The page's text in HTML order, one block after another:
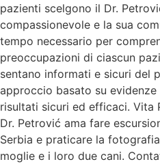
pazienti scelgono il Dr.
compassionevole e la sua
tempo necessario per
preoccupazioni di ciascun
sentano informati e sicuri del
approccio basato su
risultati sicuri ed efficaci. Vita
Dr. Petrović ama fare
Serbia e praticare la
moglie e i loro due cani.